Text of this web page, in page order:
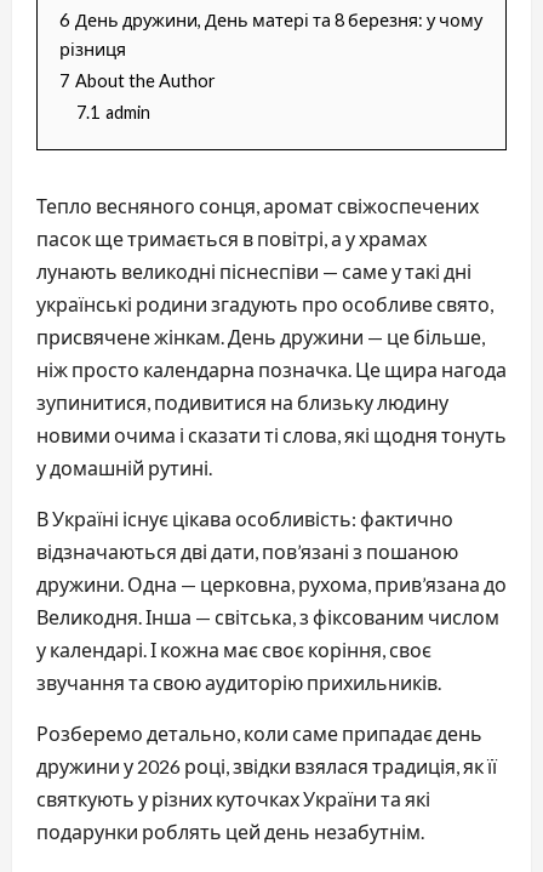
6 День дружини, День матері та 8 березня: у чому
різниця
7 About the Author
7.1 admin
Тепло весняного сонця, аромат свіжоспечених
пасок ще тримається в повітрі, а у храмах
лунають великодні піснеспіви — саме у такі дні
українські родини згадують про особливе свято,
присвячене жінкам. День дружини — це більше,
ніж просто календарна позначка. Це щира нагода
зупинитися, подивитися на близьку людину
новими очима і сказати ті слова, які щодня тонуть
у домашній рутині.
В Україні існує цікава особливість: фактично
відзначаються дві дати, пов’язані з пошаною
дружини. Одна — церковна, рухома, прив’язана до
Великодня. Інша — світська, з фіксованим числом
у календарі. І кожна має своє коріння, своє
звучання та свою аудиторію прихильників.
Розберемо детально, коли саме припадає день
дружини у 2026 році, звідки взялася традиція, як її
святкують у різних куточках України та які
подарунки роблять цей день незабутнім.